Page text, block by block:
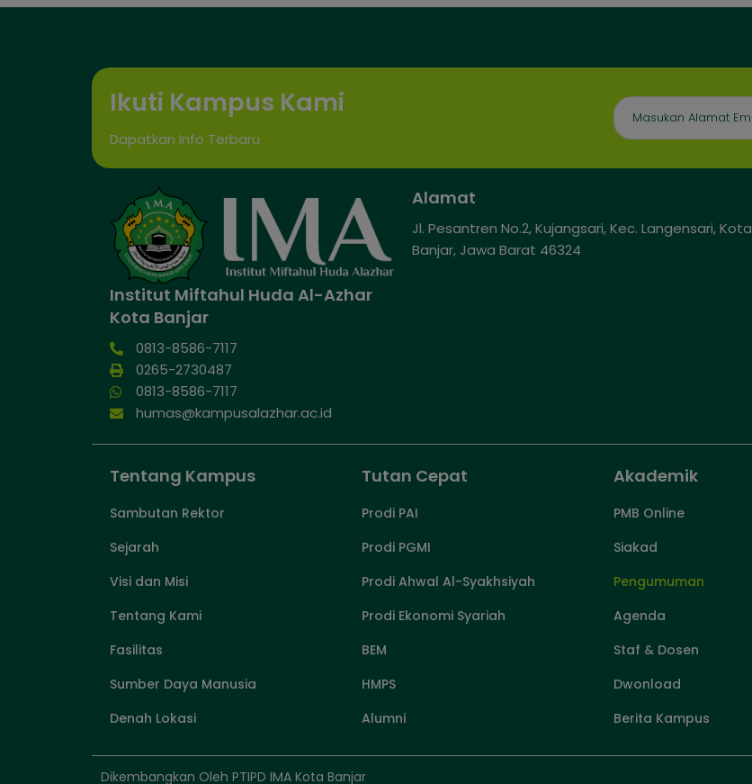
Ikuti Kampus Kami
Dapatkan Info Terbaru
Institut Miftahul Huda Al-Azhar
Kota Banjar
0813-8586-7117
0265-2730487
0813-8586-7117
humas@kampusalazhar.ac.id
Alamat
Jl. Pesantren No.2, Kujangsari, Kec. Langensari, Kota
Banjar, Jawa Barat 46324
Tentang Kampus
Sambutan Rektor
Sejarah
Visi dan Misi
Tentang Kami
Fasilitas
Sumber Daya Manusia
Denah Lokasi
Tutan Cepat
Prodi PAI
Prodi PGMI
Prodi Ahwal Al-Syakhsiyah
Prodi Ekonomi Syariah
BEM
HMPS
Alumni
Akademik
PMB Online
Siakad
Pengumuman
Agenda
Staf & Dosen
Dwonload
Berita Kampus
Dikembangkan Oleh PTIPD IMA Kota Banjar